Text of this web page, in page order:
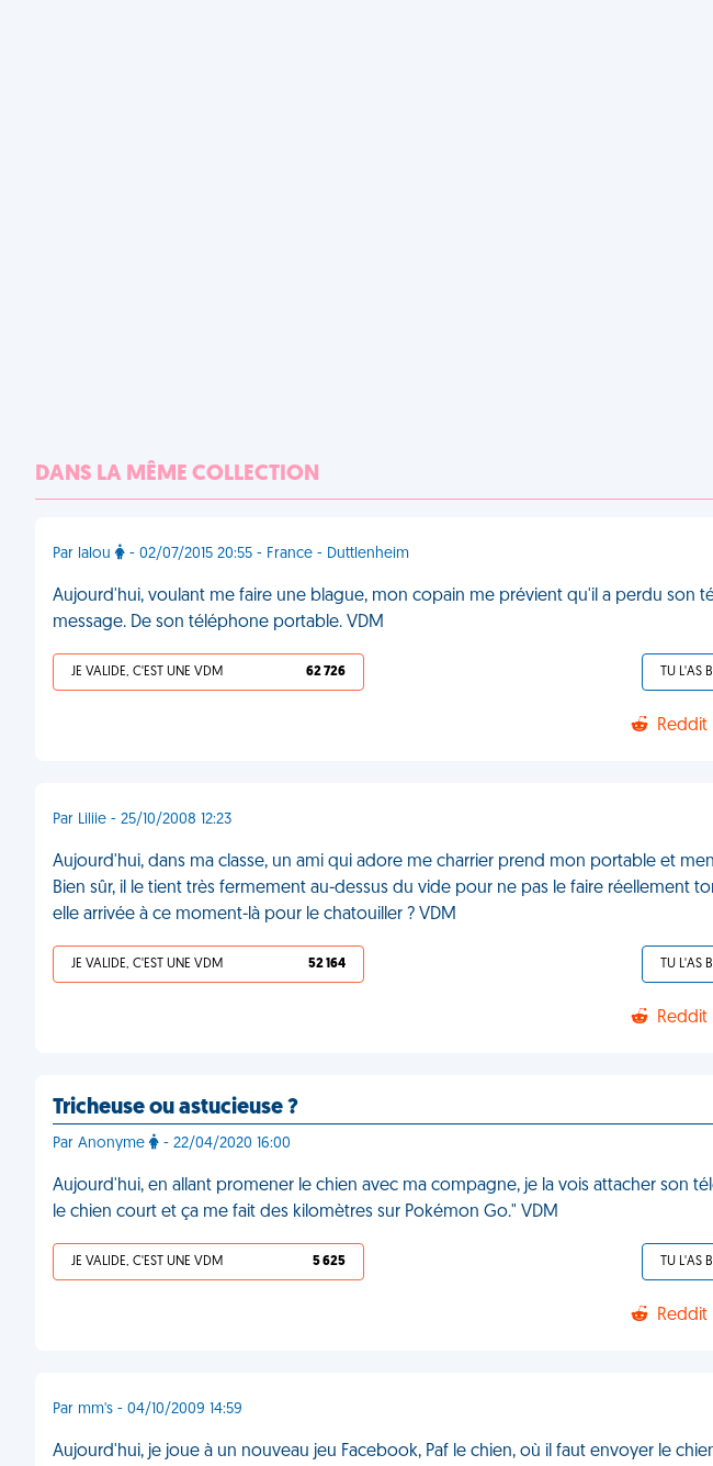
DANS LA MÊME COLLECTION
Par lalou - 02/07/2015 20:55 - France - Duttlenheim
Aujourd'hui, voulant me faire une blague, mon copain me prévient qu'il a perdu son
message. De son téléphone portable. VDM
JE VALIDE, C'EST UNE VDM 62 726 TU L'AS
Reddit
Par Liliie - 25/10/2008 12:23
Aujourd'hui, dans ma classe, un ami qui adore me charrier prend mon portable et
Bien sûr, il le tient très fermement au-dessus du vide pour ne pas le faire réellement
elle arrivée à ce moment-là pour le chatouiller ? VDM
JE VALIDE, C'EST UNE VDM 52 164 TU L'AS
Reddit
Tricheuse ou astucieuse ?
Par Anonyme - 22/04/2020 16:00
Aujourd'hui, en allant promener le chien avec ma compagne, je la vois attacher son
le chien court et ça me fait des kilomètres sur Pokémon Go." VDM
JE VALIDE, C'EST UNE VDM 5 625 TU L'AS
Reddit
Par mm's - 04/10/2009 14:59
Aujourd'hui, je joue à un nouveau jeu Facebook, Paf le chien, où il faut envoyer le